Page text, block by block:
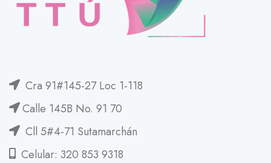
Cra 91#145-27 Loc 1-118
Calle 145B No. 91 70
Cll 5#4-71 Sutamarchán
Celular: 320 853 9318